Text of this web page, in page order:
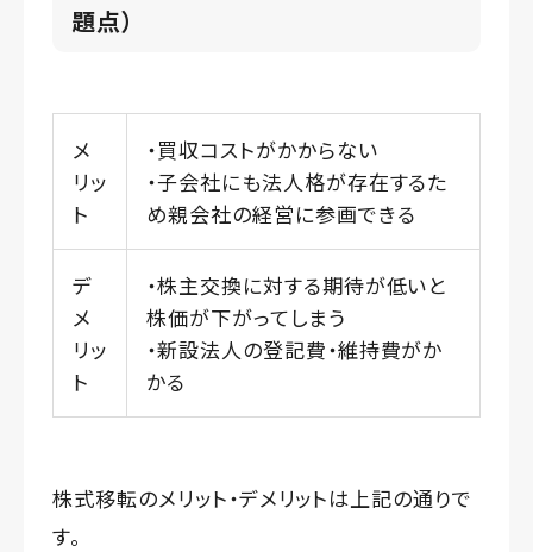
題点）
メ
リッ
ト
・買収コストがかからない
・子会社にも法人格が存在するた
め親会社の経営に参画できる
デ
メ
リッ
ト
・株主交換に対する期待が低いと
株価が下がってしまう
・新設法人の登記費・維持費がか
かる
株式移転のメリット・デメリットは上記の通りで
す。